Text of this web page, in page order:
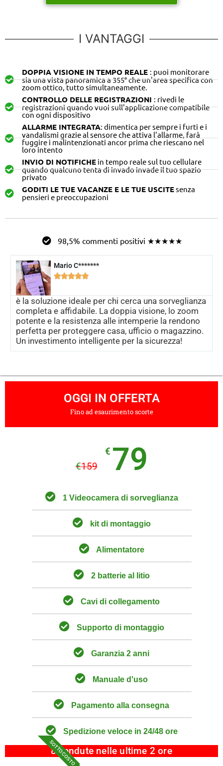
I VANTAGGI
DOPPIA VISIONE IN TEMPO REALE : puoi monitorare
sia una vista panoramica a 355° che un'area specifica con
zoom ottico, tutto simultaneamente.
CONTROLLO DELLE REGISTRAZIONI : rivedi le
registrazioni quando vuoi sull'applicazione compatibile
con ogni dispositivo
ALLARME INTEGRATA: dimentica per sempre i furti e i
vandalismi grazie al sensore che attiva l'allarme, farà
fuggire i malintenzionati ancor prima che riescano nel
loro intento
INVIO DI NOTIFICHEin tempo reale sul tuo cellulare
quando qualcuno tenta di invado invade il tuo spazio
privato
GODITI LE TUE VACANZE E LE TUE USCITEsenza
pensieri e preoccupazioni
98,5% commenti positivi ★★★★★
Mario C*******

è la soluzione ideale per chi cerca una sorveglianza
completa e affidabile. La doppia visione, lo zoom
potente e la resistenza alle intemperie la rendono
perfetta per proteggere casa, ufficio o magazzino.
Un investimento intelligente per la sicurezza!
OGGI IN OFFERTA
Fino ad esaurimento scorte
€159
€ 79
1 Videocamera di sorveglianza
kit di montaggio
Alimentatore
2 batterie al litio
Cavi di collegamento
Supporto di montaggio
Garanzia 2 anni
Manuale d'uso
Pagamento alla consegna
Spedizione veloce in 24/48 ore
SOTTO COSTO
8 vendute nelle ultime 2 ore